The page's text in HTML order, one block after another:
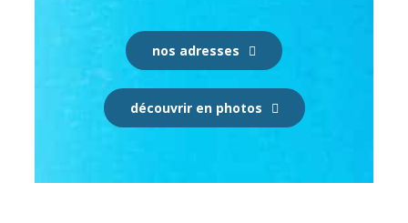
nos adresses
découvrir en photos